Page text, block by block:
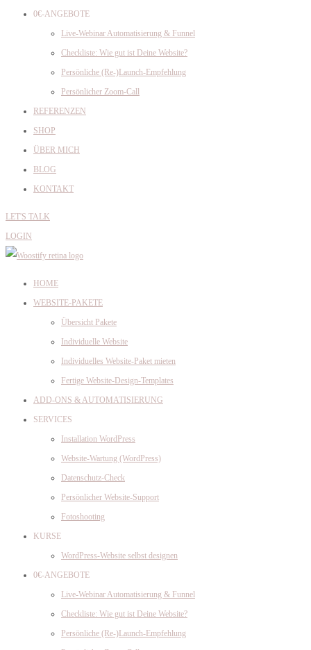
0€-ANGEBOTE
Live-Webinar Automatisierung & Funnel
Checkliste: Wie gut ist Deine Website?
Persönliche (Re-)Launch-Empfehlung
Persönlicher Zoom-Call
REFERENZEN
SHOP
ÜBER MICH
BLOG
KONTAKT
LET'S TALK
LOGIN
HOME
WEBSITE-PAKETE
Übersicht Pakete
Individuelle Website
Individuelles Website-Paket mieten
Fertige Website-Design-Templates
ADD-ONS & AUTOMATISIERUNG
SERVICES
Installation WordPress
Website-Wartung (WordPress)
Datenschutz-Check
Persönlicher Website-Support
Fotoshooting
KURSE
WordPress-Website selbst designen
0€-ANGEBOTE
Live-Webinar Automatisierung & Funnel
Checkliste: Wie gut ist Deine Website?
Persönliche (Re-)Launch-Empfehlung